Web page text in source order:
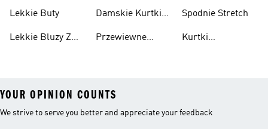
Lekkie Buty
Lekkie Bluzy Z
Damskie Kurtki
Przewiewne
Spodnie Stretch
Kurtki
YOUR OPINION COUNTS
We strive to serve you better and appreciate your feedback